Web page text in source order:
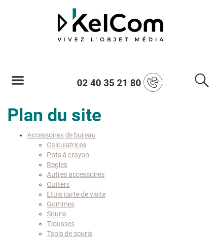
02 40 35 21 80
Plan du site
Accessoires de bureau
Calculatrices
Pots à crayon
Règles
Autres accessoires
Cutters
Etuis carte de visite
Gommes
Souris
Trousses
Tapis de souris